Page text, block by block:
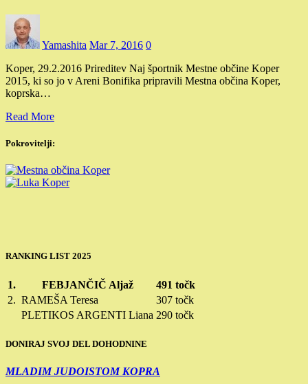
Yamashita Mar 7, 2016 0
Koper, 29.2.2016 Prireditev Naj športnik Mestne občine Koper
2015, ki so jo v Areni Bonifika pripravili Mestna občina Koper,
koprska…
Read More
Pokrovitelji:
RANKING LIST 2025
1. FEBJANČIČ Aljaž
491 točk
2. RAMEŠA Teresa
307 točk
PLETIKOS ARGENTI Liana 290 točk
DONIRAJ SVOJ DEL DOHODNINE
MLADIM JUDOISTOM KOPRA